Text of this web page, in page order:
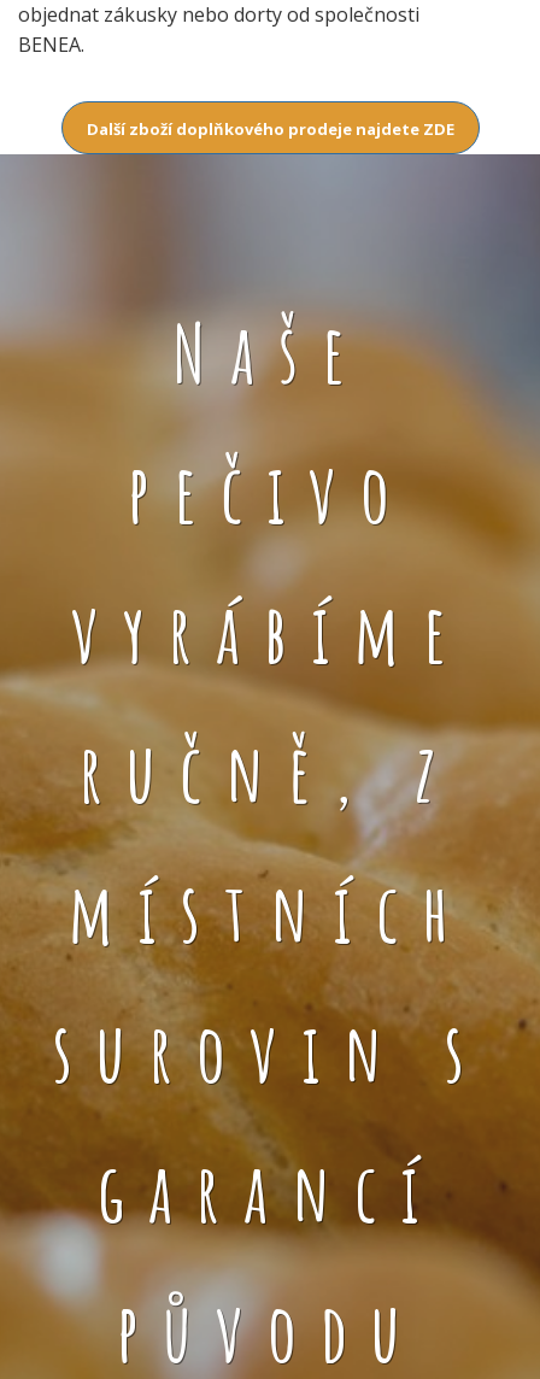
objednat zákusky nebo dorty od společnosti
BENEA.
Další zboží doplňkového prodeje najdete ZDE
Naše
pečivo
vyrábíme
ručně, z
místních
surovin s
garancí
původu